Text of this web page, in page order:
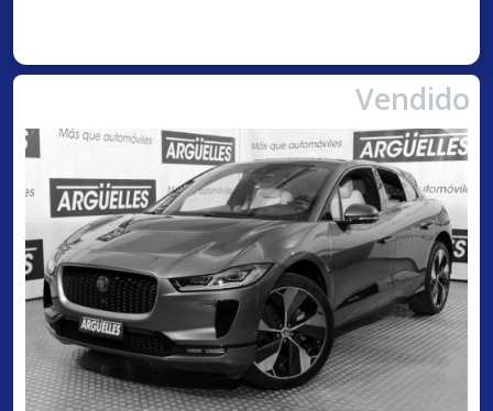
Vendido